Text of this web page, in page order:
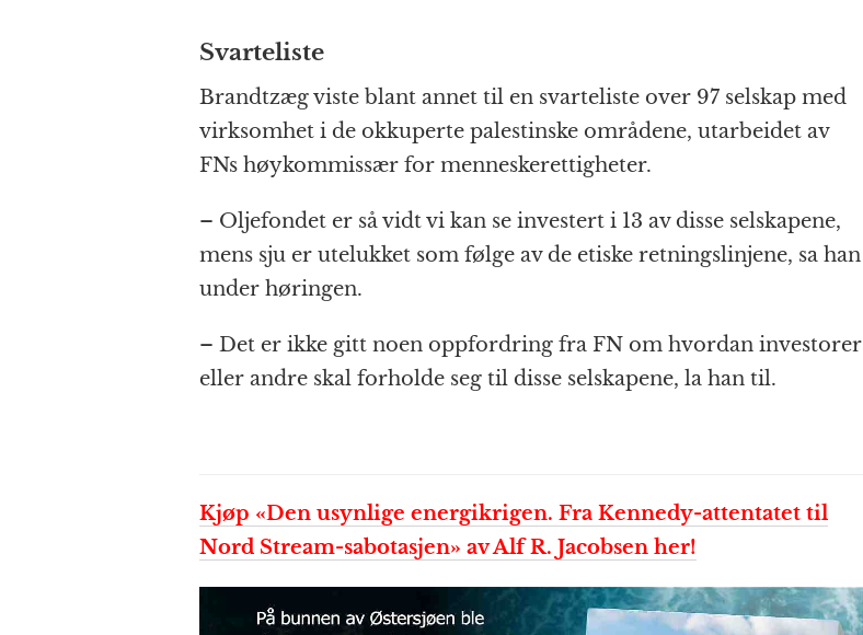
Svarteliste
Brandtzæg viste blant annet til en svarteliste over 97 selskap med
virksomhet i de okkuperte palestinske områdene, utarbeidet av
FNs høykommissær for menneskerettigheter.
– Oljefondet er så vidt vi kan se investert i 13 av disse selskapene,
mens sju er utelukket som følge av de etiske retningslinjene, sa han
under høringen.
– Det er ikke gitt noen oppfordring fra FN om hvordan investorer
eller andre skal forholde seg til disse selskapene, la han til.
Kjøp «Den usynlige energikrigen. Fra Kennedy-attentatet til
Nord Stream-sabotasjen» av Alf R. Jacobsen her!